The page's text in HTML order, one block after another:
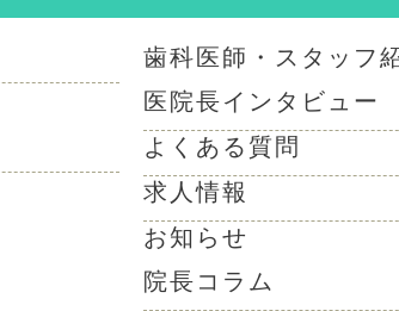
歯科医師・スタッフ
医院長インタビュー
よくある質問
求人情報
お知らせ
院長コラム